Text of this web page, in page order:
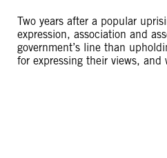
Two years after a popular
expression, association and
government’s line than
for expressing their views,